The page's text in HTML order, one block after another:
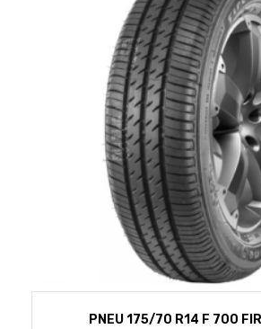
PNEU 175/70 R14 F 700